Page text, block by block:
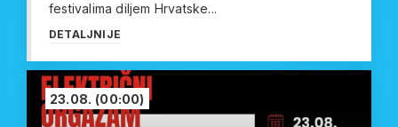
festivalima diljem Hrvatske...
DETALJNIJE
23.08. (00:00)